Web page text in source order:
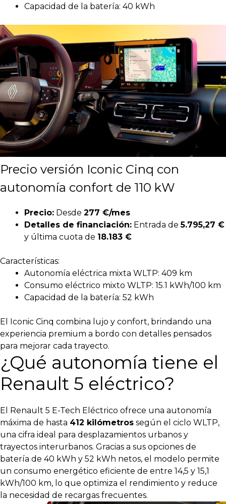
Capacidad de la batería: 40 kWh
Precio versión Iconic Cinq con
autonomía confort de 110 kW
Precio: Desde 277 €/mes
Detalles de financiación: Entrada de5.795,27 €
y última cuota de 18.183 €
Características:
Autonomía eléctrica mixta WLTP: 409 km
Consumo eléctrico mixto WLTP: 15.1 kWh/100 km
Capacidad de la batería: 52 kWh
El Iconic Cinq combina lujo y confort, brindando una
experiencia premium a bordo con detalles pensados
para mejorar cada trayecto.
¿Qué autonomía tiene el
Renault 5 eléctrico?
El Renault 5 E-Tech Eléctrico ofrece una autonomía
máxima de hasta 412 kilómetros según el ciclo WLTP,
una cifra ideal para desplazamientos urbanos y
trayectos interurbanos. Gracias a sus opciones de
batería de 40 kWh y 52 kWh netos, el modelo permite
un consumo energético eficiente de entre 14,5 y 15,1
kWh/100 km, lo que optimiza el rendimiento y reduce
la necesidad de recargas frecuentes.